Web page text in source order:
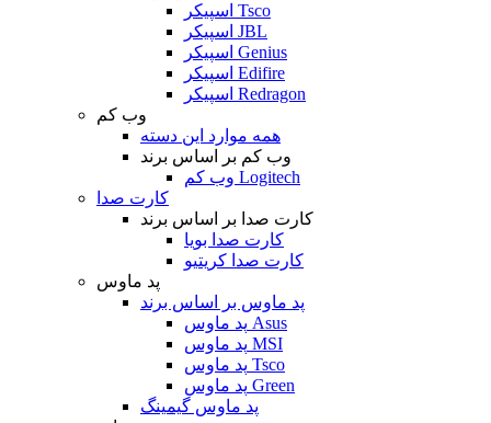
اسپیکر Tsco
اسپیکر JBL
اسپیکر Genius
اسپیکر Edifire
اسپیکر Redragon
وب کم
همه موارد این دسته
وب کم بر اساس برند
وب کم Logitech
کارت صدا
کارت صدا بر اساس برند
کارت صدا بویا
کارت صدا کریتیو
پد ماوس
پد ماوس بر اساس برند
پد ماوس Asus
پد ماوس MSI
پد ماوس Tsco
پد ماوس Green
پد ماوس گیمینگ